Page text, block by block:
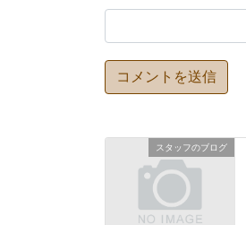
スタッフのブログ